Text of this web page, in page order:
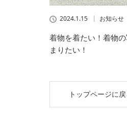
2024.1.15 お知らせ
着物を着たい！着物
まりたい！
トップページに戻